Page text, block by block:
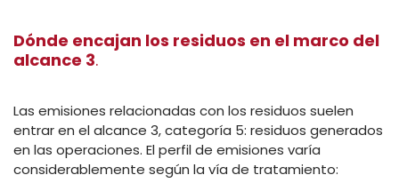
Dónde encajan los residuos en el marco del
alcance 3.
Las emisiones relacionadas con los residuos suelen
entrar en el alcance 3, categoría 5: residuos generados
en las operaciones. El perfil de emisiones varía
considerablemente según la vía de tratamiento: